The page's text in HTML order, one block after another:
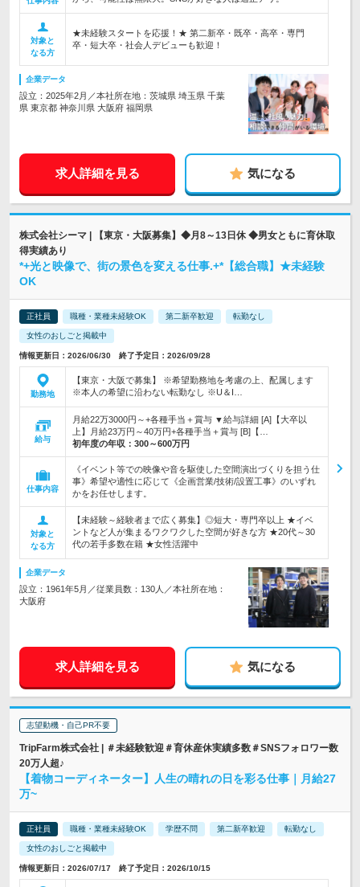
対象と
なる方
★未経験スタートを応援！★ 第二新卒・既卒・高卒・専門
卒・短大卒・社会人デビューも歓迎！
企業データ
設立：2025年2月／本社所在地：茨城県 埼玉県 千葉
県 東京都 神奈川県 大阪府 福岡県
求人詳細を見る 気になる
株式会社シーマ | 【東京・大阪募集】◆月8～13日休 ◆男女ともに育休取
得実績あり
*+光と映像で、街の景色を変える仕事.+*【総合職】★未経験
OK
正社員 職種・業種未経験OK 第二新卒歓迎 転勤なし
女性のおしごと掲載中
情報更新日：2026/06/30 終了予定日：2026/09/28
勤務地
【東京・大阪で募集】 ※希望勤務地を考慮の上、配属します
※本人の希望に沿わない転勤なし ※U＆I…
給与
月給22万3000円～+各種手当＋賞与 ▼給与詳細 [A]【大卒以
上】月給23万円～40万円+各種手当＋賞与 [B]【…
初年度の年収： 300～600万円
仕事内容
《イベント等での映像や音を駆使した空間演出づくりを担う仕
事》希望や適性に応じて《企画営業/技術/設置工事》のいずれ
かをお任せします。
対象と
なる方
【未経験～経験者まで広く募集】◎短大・専門卒以上 ★イベ
ントなど人が集まるワクワクした空間が好きな方 ★20代～30
代の若手多数在籍 ★女性活躍中
企業データ
設立：1961年5月／従業員数：130人／本社所在地：
大阪府
求人詳細を見る 気になる
志望動機・自己PR不要
TripFarm株式会社 | ＃未経験歓迎＃育休産休実績多数＃SNSフォロワー数
20万人超♪
【着物コーディネーター】人生の晴れの日を彩る仕事｜月給27
万~
正社員 職種・業種未経験OK 学歴不問 第二新卒歓迎 転勤なし
女性のおしごと掲載中
情報更新日：2026/07/17 終了予定日：2026/10/15